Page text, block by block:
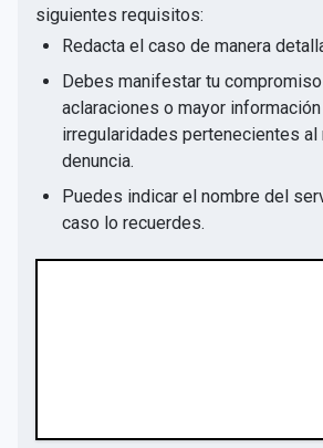
siguientes requisitos:
Redacta el caso de manera
Debes manifestar tu
aclaraciones o mayor
irregularidades pertenecientes al
denuncia.
Puedes indicar el nombre del
caso lo recuerdes.